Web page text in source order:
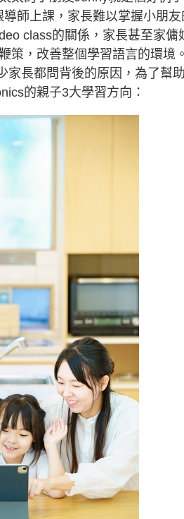
師上課，家長難以掌握小朋友
class的關係，家長甚至家傭
策，改善整個學習語言的環境
長都問背後的原因，為了幫
的親子3大學習方向：